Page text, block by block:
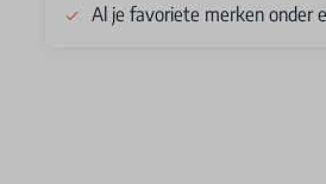
Al je favoriete merken onder